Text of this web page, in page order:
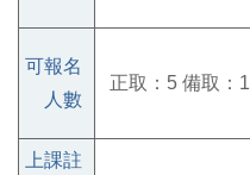
可報名
人數
正取：5 備取：1
上課註